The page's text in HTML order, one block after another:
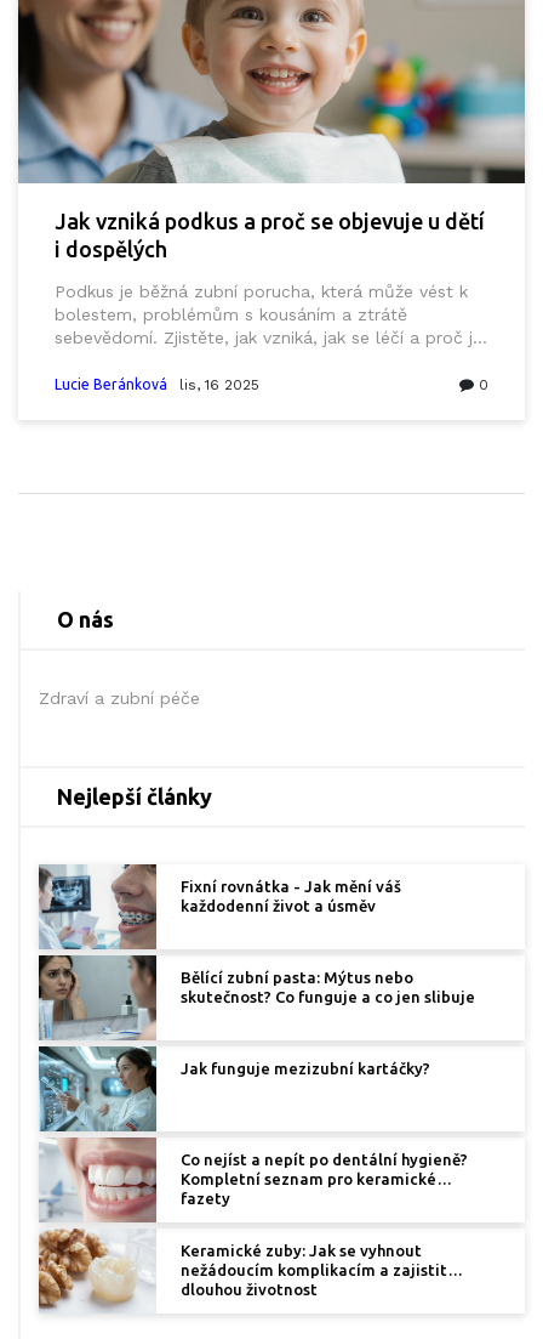
Jak vzniká podkus a proč se objevuje u dětí
i dospělých
Podkus je běžná zubní porucha, která může vést k
bolestem, problémům s kousáním a ztrátě
sebevědomí. Zjistěte, jak vzniká, jak se léčí a proč je
Lucie Beránková lis, 16 2025 0
O nás
Zdraví a zubní péče
Nejlepší články
Fixní rovnátka - Jak mění váš
každodenní život a úsměv
Bělící zubní pasta: Mýtus nebo
skutečnost? Co funguje a co jen slibuje
Jak funguje mezizubní kartáčky?
Co nejíst a nepít po dentální hygieně?
Kompletní seznam pro keramické
fazety
Keramické zuby: Jak se vyhnout
nežádoucím komplikacím a zajistit
dlouhou životnost